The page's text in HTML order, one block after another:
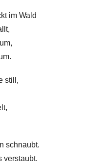
im Wald
still,
schnaubt.
verstaubt.